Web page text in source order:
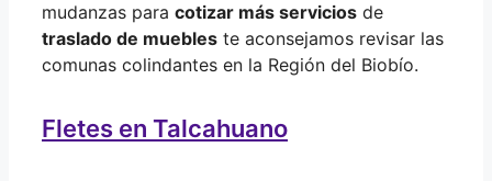
mudanzas para cotizar más servicios de
traslado de muebles te aconsejamos revisar las
comunas colindantes en la Región del Biobío.
Fletes en Talcahuano